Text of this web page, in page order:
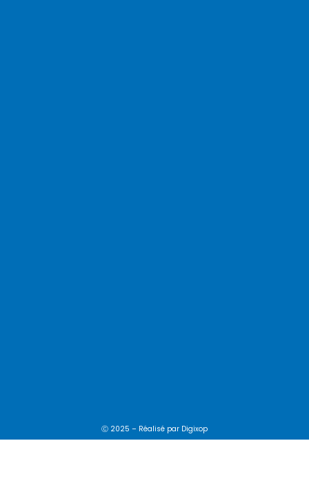
Ⓒ 2025 – Réalisé par Digixop